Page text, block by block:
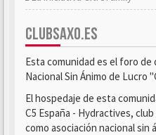
CLUBSAXO.ES
Esta comunidad es el foro de
Nacional Sin Ánimo de Lucro
El hospedaje de esta
C5 España - Hydractives,
como asociación nacional sin